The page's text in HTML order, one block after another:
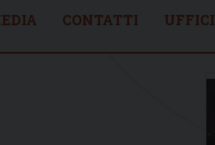
CONTATTI UFFICI